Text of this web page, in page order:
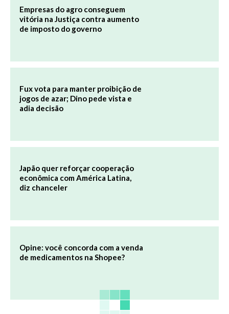
Empresas do agro conseguem
vitória na Justiça contra aumento
de imposto do governo
Fux vota para manter proibição de
jogos de azar; Dino pede vista e
adia decisão
Japão quer reforçar cooperação
econômica com América Latina,
diz chanceler
Opine: você concorda com a venda
de medicamentos na Shopee?